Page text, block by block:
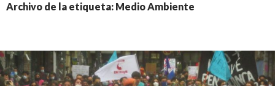
Archivo de la etiqueta: Medio Ambiente